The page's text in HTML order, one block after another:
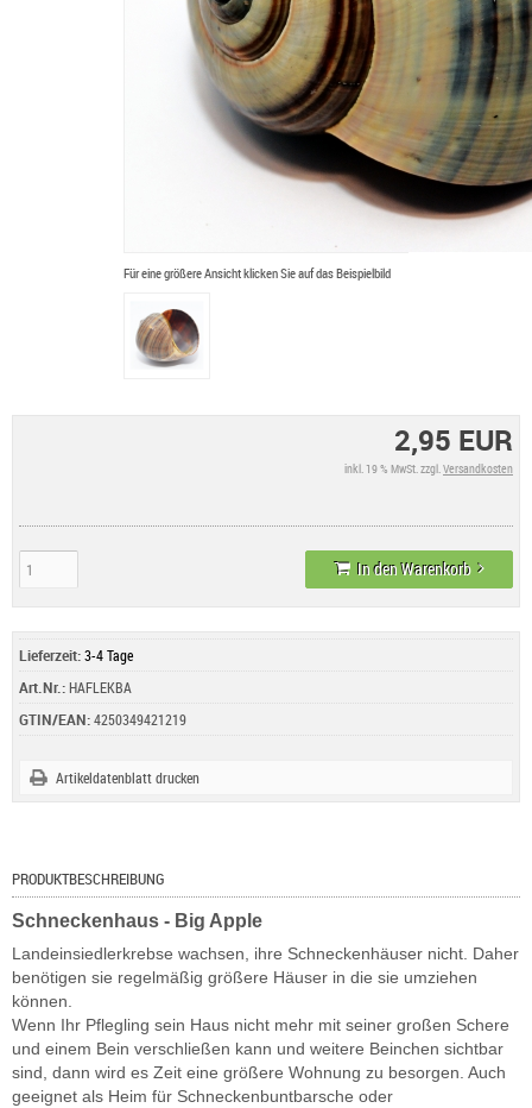
Für eine größere Ansicht klicken Sie auf das Beispielbild
2,95 EUR
inkl. 19 % MwSt. zzgl.Versandkosten
In den Warenkorb
Lieferzeit:3-4 Tage
Art.Nr.:HAFLEKBA
GTIN/EAN:4250349421219
Artikeldatenblatt drucken
PRODUKTBESCHREIBUNG
Schneckenhaus - Big Apple
Landeinsiedlerkrebse wachsen, ihre Schneckenhäuser nicht. Daher
benötigen sie regelmäßig größere Häuser in die sie umziehen
können.
Wenn Ihr Pflegling sein Haus nicht mehr mit seiner großen Schere
und einem Bein verschließen kann und weitere Beinchen sichtbar
sind, dann wird es Zeit eine größere Wohnung zu besorgen. Auch
geeignet als Heim für Schneckenbuntbarsche oder